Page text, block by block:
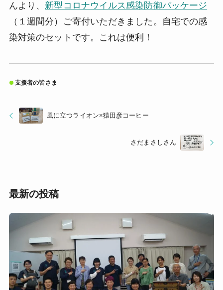
んより、 新型コロナウイルス感染防御パッケージ
（１週間分）ご寄付いただきました。自宅での感
染対策のセットです。これは便利！
支援者の皆さま
風に立つライオン×猿田彦コーヒー
さだまさしさん
最新の投稿